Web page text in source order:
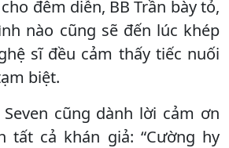
đêm diễn, BB Trần bày tỏ,
nào cũng sẽ đến lúc khép
sĩ đều cảm thấy tiếc nuối
biệt.
cũng dành lời cảm ơn
tất cả khán giả: “Cường hy